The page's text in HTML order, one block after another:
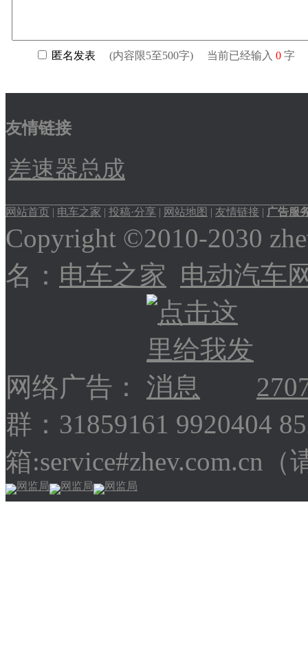
友情链接
差速器总成
网站首页 | 电车之家 | 投稿·分享 | 网站地图 | 友情链接 | 广告服
Copyright ©2010-2030
名： 电车之家 电动汽车
网络广告：
群：31859161 9920404
箱:service#zhev.com.cn